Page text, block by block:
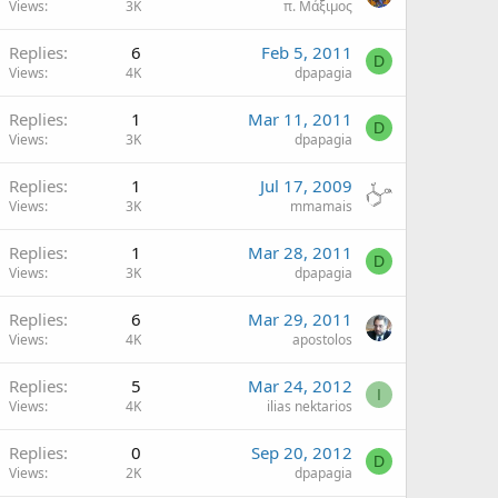
Views 3K π. Μάξιμος
Replies 6
Views 4K
Feb 5, 2011
dpapagia
D
Replies 1
Views 3K
Mar 11, 2011
dpapagia
D
Replies 1
Views 3K
Jul 17, 2009
mmamais
Replies 1
Views 3K
Mar 28, 2011
dpapagia
D
Replies 6
Views 4K
Mar 29, 2011
apostolos
Replies 5
Views 4K
Mar 24, 2012
ilias nektarios
I
Replies 0
Views 2K
Sep 20, 2012
dpapagia
D